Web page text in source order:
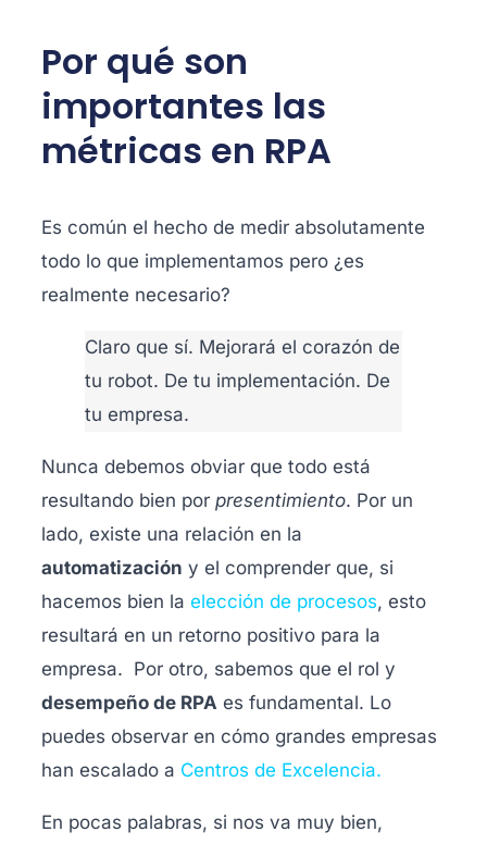
Por qué son
importantes las
métricas en RPA
Es común el hecho de medir absolutamente
todo lo que implementamos pero ¿es
realmente necesario?
Claro que sí. Mejorará el corazón de
tu robot. De tu implementación. De
tu empresa.
Nunca debemos obviar que todo está
resultando bien por presentimiento. Por un
lado, existe una relación en la
automatización y el comprender que, si
hacemos bien la elección de procesos, esto
resultará en un retorno positivo para la
empresa. Por otro, sabemos que el rol y
desempeño de RPA es fundamental. Lo
puedes observar en cómo grandes empresas
han escalado a Centros de Excelencia.
En pocas palabras, si nos va muy bien,